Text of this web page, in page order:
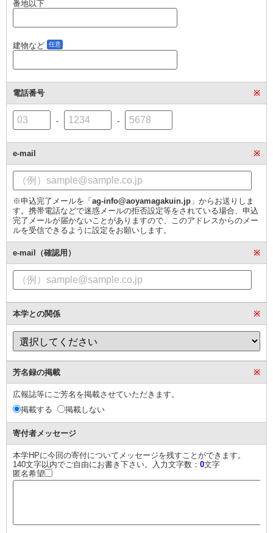
番地以下
建物など 任意
電話番号 ※
- -
e-mail ※
※申込完了メールを「 ag-info@aoyamagakuin.jp 」からお送りしま
す。携帯電話などで迷惑メールの拒否設定等をされている場合、申込
完了メールが届かないことがありますので、このアドレスからのメー
ルを受信できるように設定をお願いします。
e-mail（確認用） ※
本学との関係 ※
芳名録の掲載 ※
広報誌等にご芳名を掲載させていただきます。
掲載する
掲載しない
寄付者メッセージ
本学HPに今回の寄付についてメッセージを残すことができます。
140文字以内でご自由にお書き下さい。入力文字数： 0文字
匿名希望